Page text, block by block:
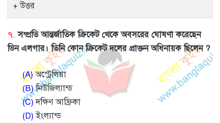
উত্তর
৭. সম্প্রতি আন্তর্জাতিক ক্রিকেট থেকে অবসরের ঘোষণা করেছেন
ডিন এলগার। তিনি কোন ক্রিকেট দলের প্রাক্তন অধিনায়ক ছিলেন ?
(A)অস্ট্রেলিয়া
(B)নিউজিল্যান্ড
(C)দক্ষিণ আফ্রিকা
(D)ইংল্যান্ড